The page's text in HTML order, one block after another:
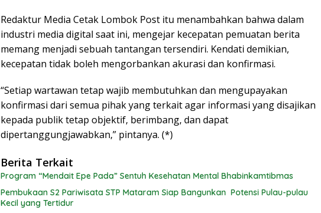
Redaktur Media Cetak Lombok Post itu menambahkan bahwa dalam
industri media digital saat ini, mengejar kecepatan pemuatan berita
memang menjadi sebuah tantangan tersendiri. Kendati demikian,
kecepatan tidak boleh mengorbankan akurasi dan konfirmasi.
“Setiap wartawan tetap wajib membutuhkan dan mengupayakan
konfirmasi dari semua pihak yang terkait agar informasi yang disajikan
kepada publik tetap objektif, berimbang, dan dapat
dipertanggungjawabkan,” pintanya. (*)
Berita Terkait
Program “Mendait Epe Pada” Sentuh Kesehatan Mental Bhabinkamtibmas
Pembukaan S2 Pariwisata STP Mataram Siap Bangunkan Potensi Pulau-pulau
Kecil yang Tertidur